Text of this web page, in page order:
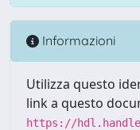
Informazioni
Utilizza questo
link a questo
https://